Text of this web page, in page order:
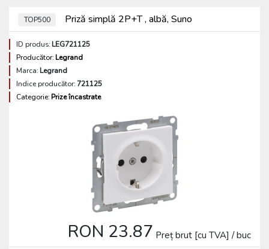
TOP500 Priză simplă 2P+T , albă, Suno
ID produs:LEG721125
Producător:Legrand
Marca:Legrand
Indice producător:721125
Categorie:Prize încastrate
RON 23.87 Preț brut [cu TVA] / buc